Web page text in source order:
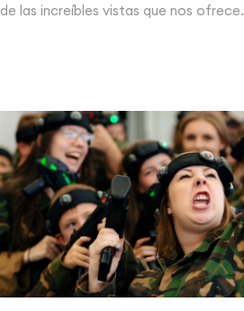
de las increíbles vistas que nos ofrece.